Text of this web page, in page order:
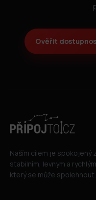
Ověřit
Naším cílem je spokojený
stabilním, levným a
který se může spolehnout.